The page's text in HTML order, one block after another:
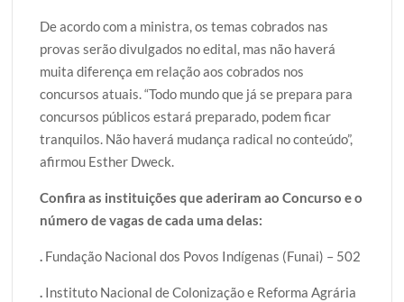
De acordo com a ministra, os temas cobrados nas
provas serão divulgados no edital, mas não haverá
muita diferença em relação aos cobrados nos
concursos atuais. “Todo mundo que já se prepara para
concursos públicos estará preparado, podem ficar
tranquilos. Não haverá mudança radical no conteúdo”,
afirmou Esther Dweck.
Confira as instituições que aderiram ao Concurso e o
número de vagas de cada uma delas:
. Fundação Nacional dos Povos Indígenas (Funai) – 502
. Instituto Nacional de Colonização e Reforma Agrária